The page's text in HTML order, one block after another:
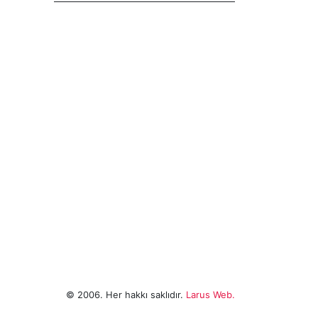
© 2006. Her hakkı saklıdır. Larus Web.